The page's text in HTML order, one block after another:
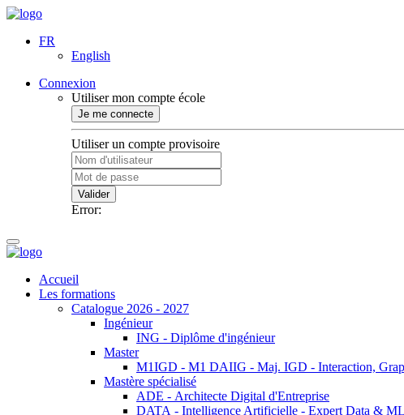
FR
English
Connexion
Utiliser mon compte école
Je me connecte
Utiliser un compte provisoire
Valider
Error:
Accueil
Les formations
Catalogue 2026 - 2027
Ingénieur
ING - Diplôme d'ingénieur
Master
M1IGD - M1 DAIIG - Maj. IGD - Interaction,
Mastère spécialisé
ADE - Architecte Digital d'Entreprise
DATA - Intelligence Artificielle - Expert Data &